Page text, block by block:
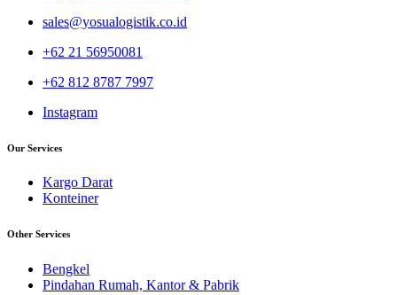
sales@yosualogistik.co.id
+62 21 56950081
+62 812 8787 7997
Instagram
Our Services
Kargo Darat
Konteiner
Other Services
Bengkel
Pindahan Rumah, Kantor & Pabrik